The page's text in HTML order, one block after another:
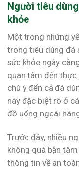
Người tiêu
khỏe
Một trong những
trong tiêu dùng đá
sức khỏe ngày
quan tâm đến thực
chú ý đến cả đá
này đặc biệt rõ ở
đồ uống ngoài
Trước đây, nhiều
không quá bận
thông tin về an